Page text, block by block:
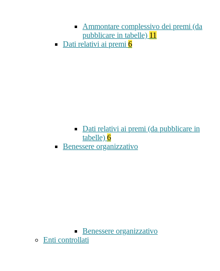
Ammontare complessivo dei premi (da
pubblicare in tabelle) 11
Dati relativi ai premi 6
Dati relativi ai premi (da pubblicare in
tabelle) 6
Benessere organizzativo
Benessere organizzativo
Enti controllati